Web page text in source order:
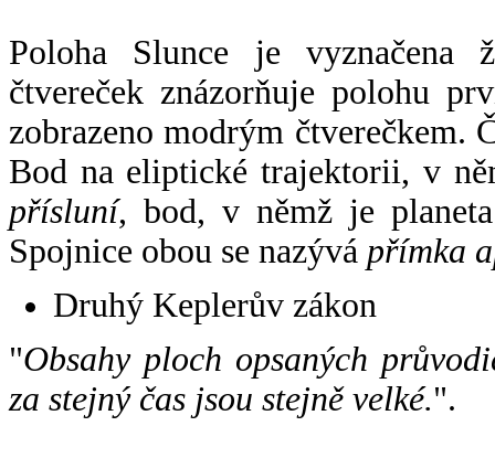
Poloha Slunce je vyznačena
čtvereček znázorňuje polohu
zobrazeno modrým čtverečkem.
Bod na eliptické trajektorii, v
přísluní, bod, v němž je
Spojnice obou se nazývá přímka
Druhý Keplerův zákon
"Obsahy ploch opsaných
za stejný čas jsou stejně velké.".